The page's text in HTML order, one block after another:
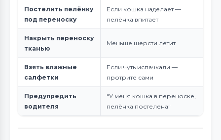
Постелить пелёнку
под переноску
Если кошка наделает —
пелёнка впитает
Накрыть переноску
тканью
Меньше шерсти летит
Взять влажные
салфетки
Если чуть испачкали —
протрите сами
Предупредить
водителя
"У меня кошка в переноске,
пелёнка постелена"